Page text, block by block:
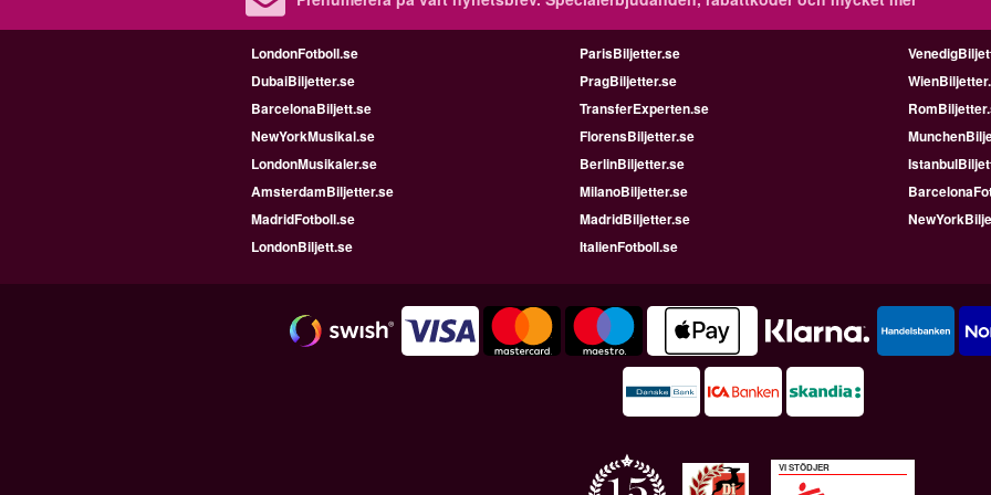
LondonFotboll.se ParisBiljetter.se
DubaiBiljetter.se
PragBiljetter.se
BarcelonaBiljett.se
TransferExperten.se
NewYorkMusikal.se
FlorensBiljetter.se
LondonMusikaler.se
BerlinBiljetter.se
AmsterdamBiljetter.se
MilanoBiljetter.se
MadridFotboll.se
MadridBiljetter.se
LondonBiljett.se
ItalienFotboll.se
VI STÖDJER